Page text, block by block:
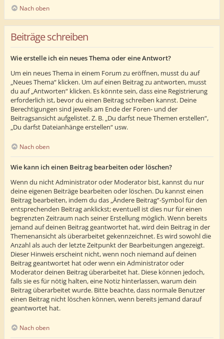
Nach oben
Beiträge schreiben
Wie erstelle ich ein neues Thema oder eine Antwort?
Um ein neues Thema in einem Forum zu eröffnen, musst du auf
„Neues Thema“ klicken. Um auf einen Beitrag zu antworten, musst
du auf „Antworten“ klicken. Es könnte sein, dass eine Registrierung
erforderlich ist, bevor du einen Beitrag schreiben kannst. Deine
Berechtigungen sind jeweils am Ende der Foren- und der
Beitragsansicht aufgelistet. Z. B. „Du darfst neue Themen erstellen“,
„Du darfst Dateianhänge erstellen“ usw.
Nach oben
Wie kann ich einen Beitrag bearbeiten oder löschen?
Wenn du nicht Administrator oder Moderator bist, kannst du nur
deine eigenen Beiträge bearbeiten oder löschen. Du kannst einen
Beitrag bearbeiten, indem du das „Ändere Beitrag“-Symbol für den
entsprechenden Beitrag anklickst; eventuell ist dies nur für einen
begrenzten Zeitraum nach seiner Erstellung möglich. Wenn bereits
jemand auf deinen Beitrag geantwortet hat, wird dein Beitrag in der
Themenansicht als überarbeitet gekennzeichnet. Es wird sowohl die
Anzahl als auch der letzte Zeitpunkt der Bearbeitungen angezeigt.
Dieser Hinweis erscheint nicht, wenn noch niemand auf deinen
Beitrag geantwortet hat oder wenn ein Administrator oder
Moderator deinen Beitrag überarbeitet hat. Diese können jedoch,
falls sie es für nötig halten, eine Notiz hinterlassen, warum dein
Beitrag überarbeitet wurde. Bitte beachte, dass normale Benutzer
einen Beitrag nicht löschen können, wenn bereits jemand darauf
geantwortet hat.
Nach oben